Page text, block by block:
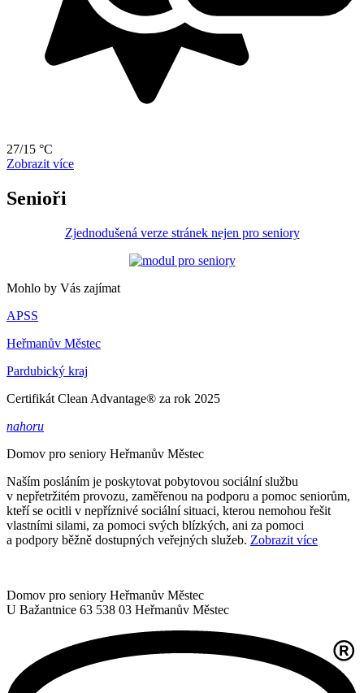
27/15 °C
Zobrazit více
Senioři
Zjednodušená verze stránek nejen pro seniory
Mohlo by Vás zajímat
APSS
Heřmanův Městec
Pardubický kraj
Certifikát Clean Advantage® za rok 2025
nahoru
Domov pro seniory Heřmanův Městec
Naším posláním je poskytovat pobytovou sociální službu
v nepřetržitém provozu, zaměřenou na podporu a pomoc seniorům,
kteří se ocitli v nepříznivé sociální situaci, kterou nemohou řešit
vlastními silami, za pomoci svých blízkých, ani za pomoci
a podpory běžně dostupných veřejných služeb. Zobrazit více
Domov pro seniory Heřmanův Městec
U Bažantnice 63 538 03 Heřmanův Městec